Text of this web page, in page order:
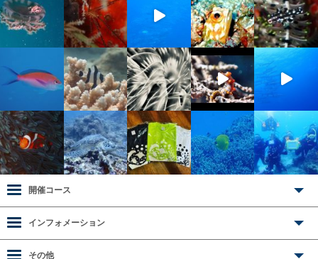
開催コース
インフォメーション
その他